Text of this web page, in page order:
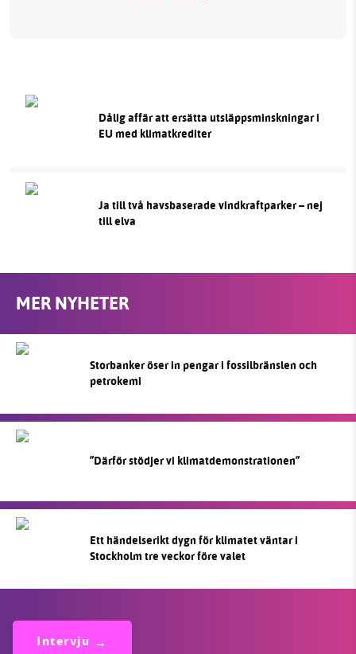
Dålig affär att ersätta utsläppsminskningar i
EU med klimatkrediter
Ja till två havsbaserade vindkraftparker – nej
till elva
MER NYHETER
Storbanker öser in pengar i fossilbränslen och
petrokemi
”Därför stödjer vi klimatdemonstrationen”
Ett händelserikt dygn för klimatet väntar i
Stockholm tre veckor före valet
Intervju